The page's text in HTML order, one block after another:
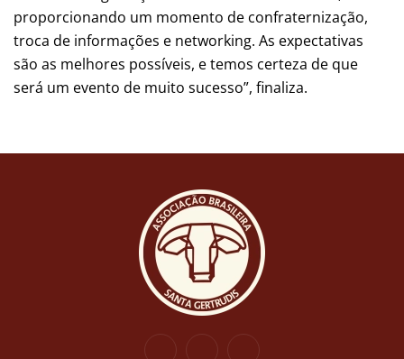
proporcionando um momento de confraternização,
troca de informações e networking. As expectativas
são as melhores possíveis, e temos certeza de que
será um evento de muito sucesso”, finaliza.